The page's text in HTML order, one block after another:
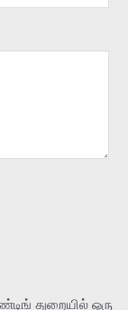
துறையில் ஒரு